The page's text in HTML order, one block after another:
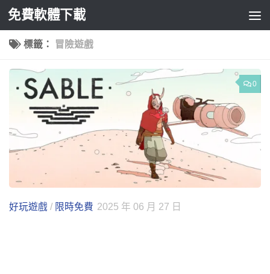
Skip to content
免費軟體下載
標籤： 冒險遊戲
0
好玩遊戲 / 限時免費 2025 年 06 月 27 日